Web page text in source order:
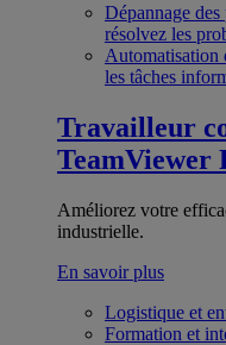
Dépannage
résolvez les
Automatisation
les tâches
Travailleur
TeamViewer
Améliorez votre
industrielle.
En savoir plus
Logistique et
Formation et